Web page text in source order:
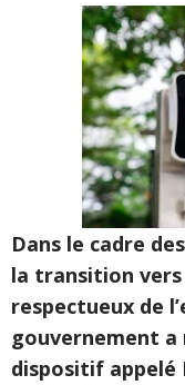
Dans le cadre
la transition vers
respectueux de
gouvernement a
dispositif appelé